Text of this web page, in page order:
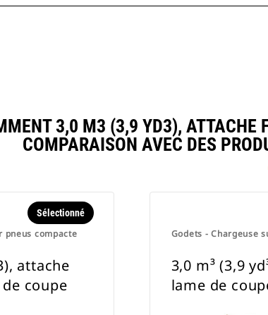
3,0 M3 (3,9 YD3), ATTACHE
COMPARAISON AVEC DES
pneus compacte
Sélectionné
attache
coupe
Godets - Chargeuse
3,0 m³ (3,9
lame de